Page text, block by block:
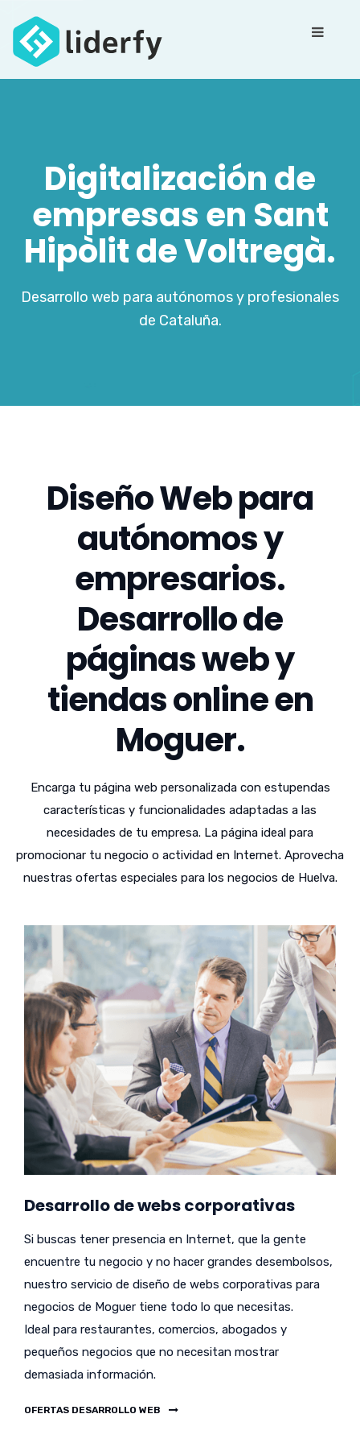
Digitalización de
empresas en Sant
Hipòlit de Voltregà.
Desarrollo web para autónomos y profesionales
de Cataluña.
Diseño Web para
autónomos y
empresarios.
Desarrollo de
páginas web y
tiendas online en
Moguer.
Encarga tu página web personalizada con estupendas
características y funcionalidades adaptadas a las
necesidades de tu empresa. La página ideal para
promocionar tu negocio o actividad en Internet. Aprovecha
nuestras ofertas especiales para los negocios de Huelva.
Desarrollo de webs corporativas
Si buscas tener presencia en Internet, que la gente
encuentre tu negocio y no hacer grandes desembolsos,
nuestro servicio de diseño de webs corporativas para
negocios de Moguer tiene todo lo que necesitas.
Ideal para restaurantes, comercios, abogados y
pequeños negocios que no necesitan mostrar
demasiada información.
OFERTAS DESARROLLO WEB